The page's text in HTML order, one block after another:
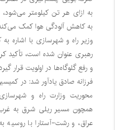
به ازای هر تن کیلومتر
به کاهش آلودگی هوا کمک
وزیر راه و شهرسازی با اشاره
رهبری عنوان شده است، تأکید
و رفع گلوگاه‌ها در اولویت قرار
فرزانه صادق یادآور شد: در
محوریت وزارت راه و
همچون مسیر ریلی شرق به غرب
عراق، و رشت-آستارا با روسیه